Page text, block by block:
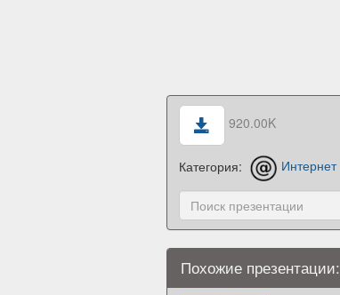
920.00K
Категория: Интернет
Похожие презентации: